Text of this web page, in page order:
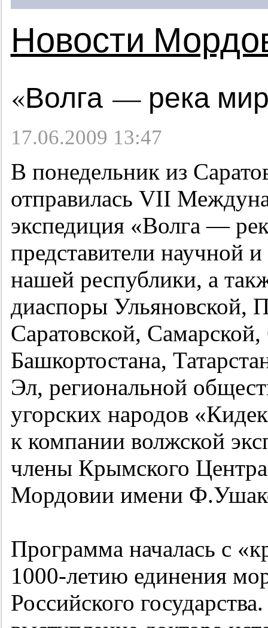
Новости
«Волга — река
17.06.2009 13:47
В понедельник из
отправилась VII
экспедиция «Волга —
представители научной
нашей республики, а
диаспоры Ульяновской,
Саратовской,
Башкортостана,
Эл, региональной
угорских народов
к компании волжской
члены Крымского
Мордовии имени
Программа началась с
1000-летию единения
Российского